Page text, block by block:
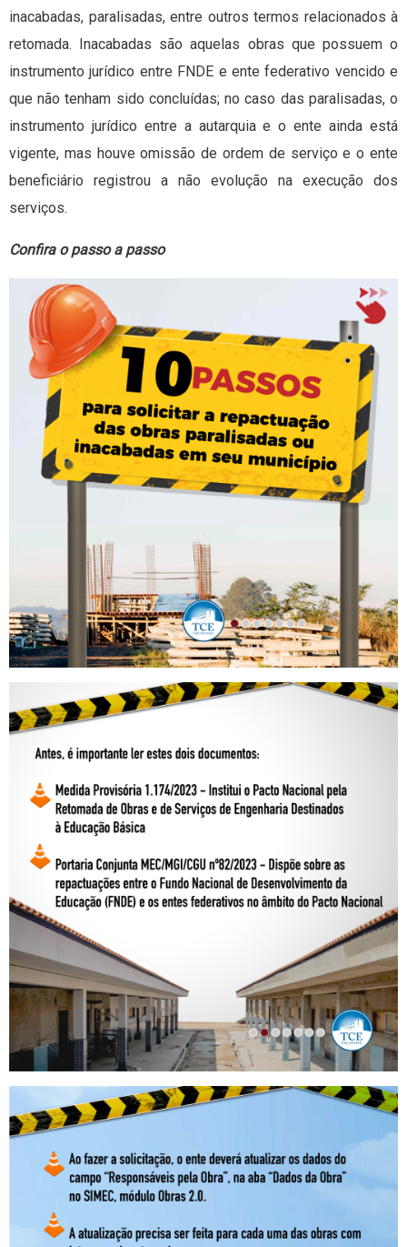
inacabadas, paralisadas, entre outros termos relacionados à
retomada. Inacabadas são aquelas obras que possuem o
instrumento jurídico entre FNDE e ente federativo vencido e
que não tenham sido concluídas; no caso das paralisadas, o
instrumento jurídico entre a autarquia e o ente ainda está
vigente, mas houve omissão de ordem de serviço e o ente
beneficiário registrou a não evolução na execução dos
serviços.
Confira o passo a passo